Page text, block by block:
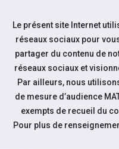
Aller au contenu
Notre actualité
PANORAMA
Le présent site Internet
réseaux sociaux pour
partager du contenu de
réseaux sociaux et
Par ailleurs, nous
de mesure d’audience
exempts de recueil du
Pour plus de